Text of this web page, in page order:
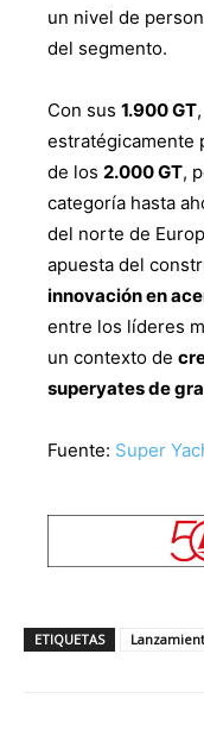
un nivel de
del segmento.
Con sus 1.900 GT
estratégicamente
de los 2.000 GT,
categoría hasta
del norte de
apuesta del
innovación en
entre los líderes
un contexto de
superyates de
Fuente: Super
ETIQUETAS